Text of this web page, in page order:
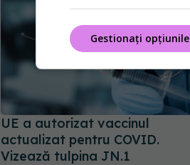
UE a autorizat vaccinul
actualizat pentru COVID.
Vizează tulpina JN.1
Gestionați opțiunile